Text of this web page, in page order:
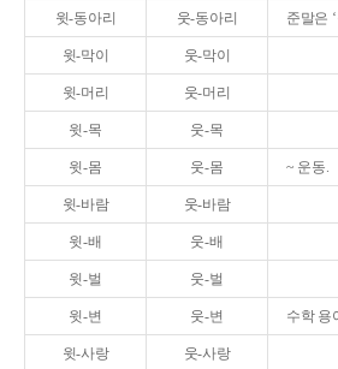
윗-동아리 웃-동아리 준말은
윗-막이 웃-막이
윗-머리 웃-머리
윗-목 웃-목
윗-몸 웃-몸 ~ 운동.
윗-바람 웃-바람
윗-배 웃-배
윗-벌 웃-벌
윗-변 웃-변 수학 용
윗-사랑 웃-사랑